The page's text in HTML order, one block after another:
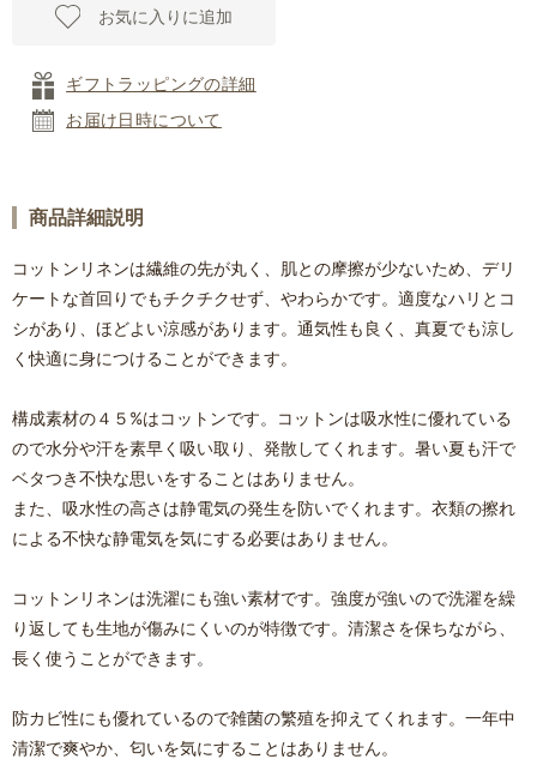
お気に入りに追加
ギフトラッピングの詳細
お届け日時について
商品詳細説明
コットンリネンは繊維の先が丸く、肌との摩擦が少ないため、デリ
ケートな首回りでもチクチクせず、やわらかです。適度なハリとコ
シがあり、ほどよい涼感があります。通気性も良く、真夏でも涼し
く快適に身につけることができます。
構成素材の４５%はコットンです。コットンは吸水性に優れている
ので水分や汗を素早く吸い取り、発散してくれます。暑い夏も汗で
ベタつき不快な思いをすることはありません。
また、吸水性の高さは静電気の発生を防いでくれます。衣類の擦れ
による不快な静電気を気にする必要はありません。
コットンリネンは洗濯にも強い素材です。強度が強いので洗濯を繰
り返しても生地が傷みにくいのが特徴です。清潔さを保ちながら、
長く使うことができます。
防カビ性にも優れているので雑菌の繁殖を抑えてくれます。一年中
清潔で爽やか、匂いを気にすることはありません。